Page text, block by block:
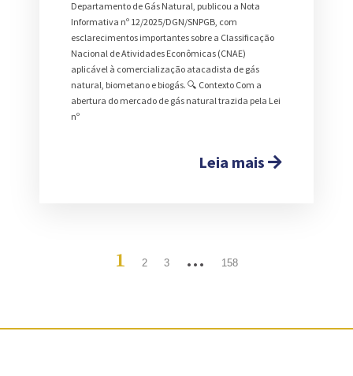
Departamento de Gás Natural, publicou a Nota
Informativa nº 12/2025/DGN/SNPGB, com
esclarecimentos importantes sobre a Classificação
Nacional de Atividades Econômicas (CNAE)
aplicável à comercialização atacadista de gás
natural, biometano e biogás. 🔍 Contexto Com a
abertura do mercado de gás natural trazida pela Lei
nº
Leia mais
1 2 3 … 158